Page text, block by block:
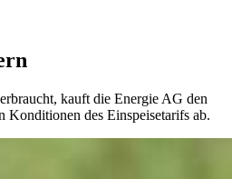
kauft die Energie AG den
Konditionen des Einspeisetarifs ab.